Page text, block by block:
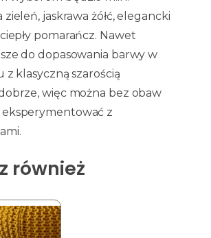
jaskrawa żółć, elegancki
pomarańcz. Nawet
do dopasowania barwy w
z klasyczną szarością
więc można bez obaw
z
również